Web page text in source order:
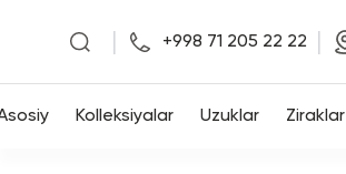
Asosiy
+998 71 205 22 22
Kolleksiyalar Uzuklar Ziraklar